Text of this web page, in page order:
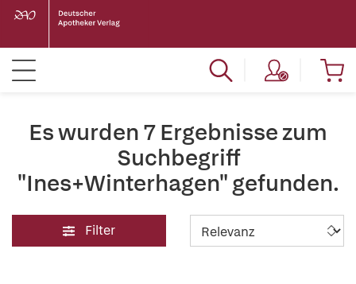
Es wurden 7 Ergebnisse zum
Suchbegriff
"Ines+Winterhagen" gefunden.
Filter